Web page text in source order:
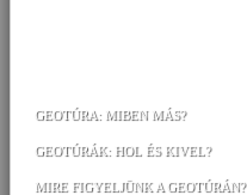
GEOTÚRA: MIBEN MÁS?
GEOTÚRÁK: HOL ÉS KIVEL?
MIRE FIGYELJÜNK A GEOTÚRÁN?